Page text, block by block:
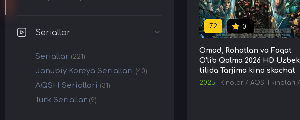
Seriallar
Seriallar (221)
Janubiy Koreya Seriallari (40)
AQSH Seriallari (31)
Turk Seriallar (9)
7.2 0
Omad, Rohatlan va Faqat
O'lib Qolma 2026 HD Uzbek
tilida Tarjima kino skachat
2025 Kinolar / AQSH kinolari /